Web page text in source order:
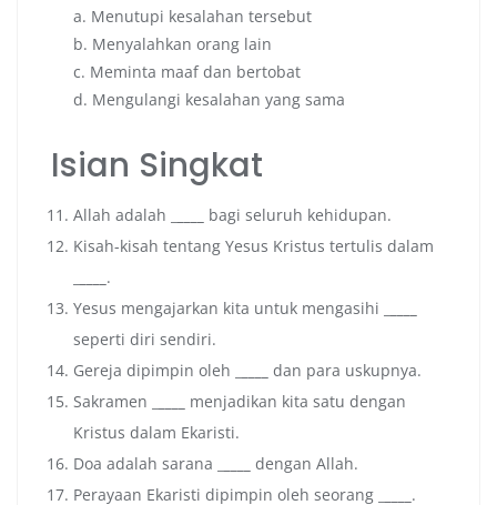
a. Menutupi kesalahan tersebut
b. Menyalahkan orang lain
c. Meminta maaf dan bertobat
d. Mengulangi kesalahan yang sama
Isian Singkat
Allah adalah _
bagi seluruh kehidupan.
Kisah-kisah tentang Yesus Kristus tertulis dalam
.
Yesus mengajarkan kita untuk mengasihi _
seperti diri sendiri.
Gereja dipimpin oleh _
dan para uskupnya.
Sakramen _
menjadikan kita satu dengan
Kristus dalam Ekaristi.
Doa adalah sarana _
dengan Allah.
Perayaan Ekaristi dipimpin oleh seorang _
.